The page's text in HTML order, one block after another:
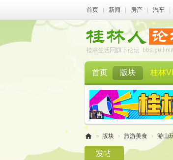
首页 新闻 房产 汽车
首页 版块 桂林
» 版块 › 旅游美食 › 游山